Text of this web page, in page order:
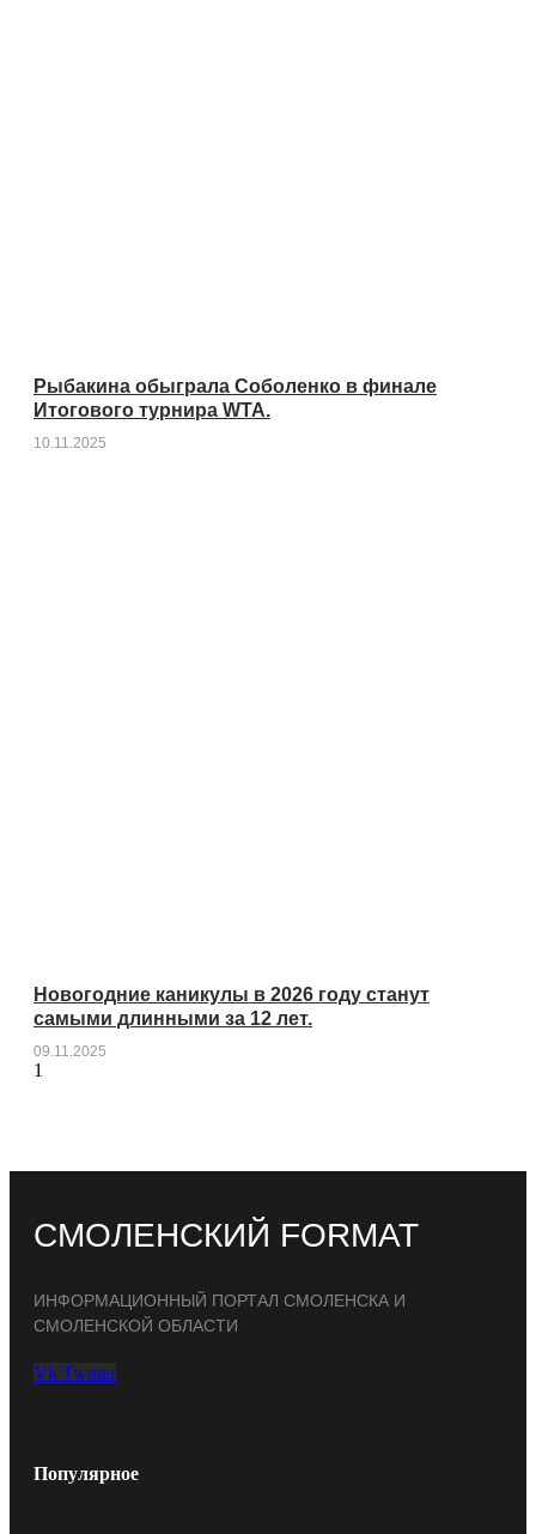
Рыбакина обыграла Соболенко в финале
Итогового турнира WTA.
10.11.2025
Новогодние каникулы в 2026 году станут
самыми длинными за 12 лет.
09.11.2025
СМОЛЕНСКИЙ FORMAT
ИНФОРМАЦИОННЫЙ ПОРТАЛ СМОЛЕНСКА И
СМОЛЕНСКОЙ ОБЛАСТИ
Vk Twitter
Популярное